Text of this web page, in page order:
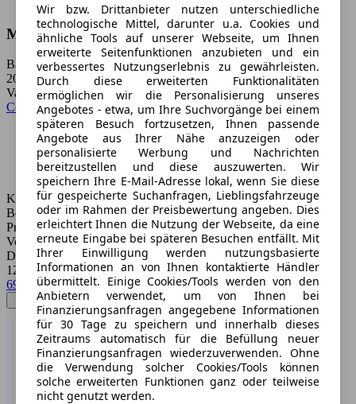
Mercedes-Benz AMG GT
Baujahr:
2013 - 2026
Varianten:
Coupe / Sportwagen
Kraftstoff:
Benzin und Benzin/Elektro
Preise:
Von 49.990 € bis 3.451.000 €
Durchschnittspreis:
129.311 €
696 Treffer
Wir bzw. Drittanbieter nutzen unterschiedliche
technologische Mittel, darunter u.a. Cookies und
ähnliche Tools auf unserer Webseite, um Ihnen
erweiterte Seitenfunktionen anzubieten und ein
verbessertes Nutzungserlebnis zu gewährleisten.
Durch diese erweiterten Funktionalitäten
ermöglichen wir die Personalisierung unseres
Angebotes - etwa, um Ihre Suchvorgänge bei einem
späteren Besuch fortzusetzen, Ihnen passende
Angebote aus Ihrer Nähe anzuzeigen oder
personalisierte Werbung und Nachrichten
bereitzustellen und diese auszuwerten. Wir
speichern Ihre E-Mail-Adresse lokal, wenn Sie diese
für gespeicherte Suchanfragen, Lieblingsfahrzeuge
oder im Rahmen der Preisbewertung angeben. Dies
erleichtert Ihnen die Nutzung der Webseite, da eine
erneute Eingabe bei späteren Besuchen entfällt. Mit
Ihrer Einwilligung werden nutzungsbasierte
Informationen an von Ihnen kontaktierte Händler
übermittelt. Einige Cookies/Tools werden von den
Anbietern verwendet, um von Ihnen bei
Finanzierungsanfragen angegebene Informationen
für 30 Tage zu speichern und innerhalb dieses
Zeitraums automatisch für die Befüllung neuer
Finanzierungsanfragen wiederzuverwenden. Ohne
die Verwendung solcher Cookies/Tools können
solche erweiterten Funktionen ganz oder teilweise
nicht genutzt werden.